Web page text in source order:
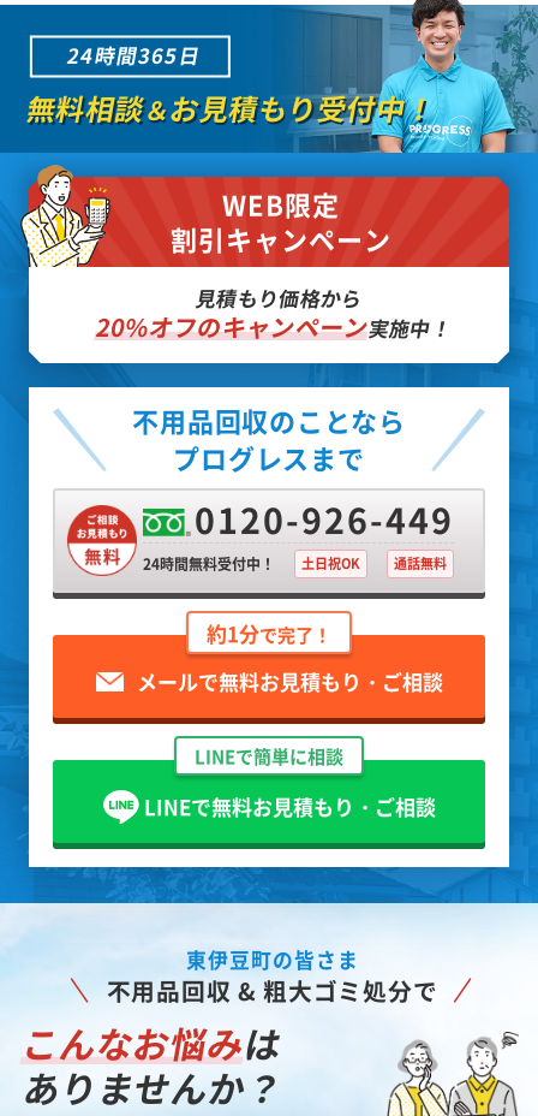
24時間365日
無料相談＆お見積もり受付中！
WEB限定
割引キャンペーン
見積もり価格から
20%オフのキャンペーン実施中！
不用品回収のことなら
プログレスまで
0120-926-449
24時間無料受付中！ 土日祝OK 通話無料
約1分で完了！
メールで無料お見積もり・ご相談
LINEで簡単に相談
LINEで無料お見積もり・ご相談
東伊豆町の皆さま
不用品回収 & 粗大ゴミ処分で
こんなお悩みは
ありませんか？